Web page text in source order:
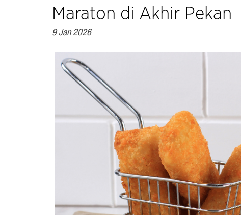
Maraton di Akhir Pekan
9 Jan 2026